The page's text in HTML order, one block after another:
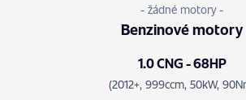
- žádné motory -
Benzinové motory
1.0 CNG - 68HP
(2012+, 999ccm, 50kW,